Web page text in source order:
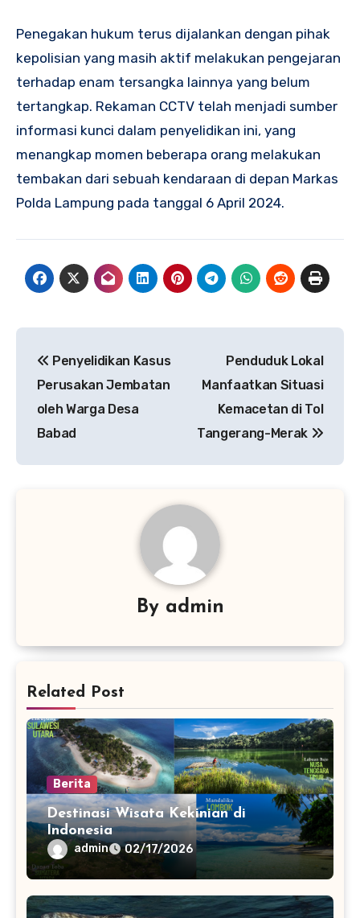
Penegakan hukum terus dijalankan dengan pihak
kepolisian yang masih aktif melakukan pengejaran
terhadap enam tersangka lainnya yang belum
tertangkap. Rekaman CCTV telah menjadi sumber
informasi kunci dalam penyelidikan ini, yang
menangkap momen beberapa orang melakukan
tembakan dari sebuah kendaraan di depan Markas
Polda Lampung pada tanggal 6 April 2024.
pos
Penyelidikan Kasus
Perusakan Jembatan
oleh Warga Desa
Babad
Penduduk Lokal
Manfaatkan Situasi
Kemacetan di Tol
Tangerang-Merak
By admin
Related Post
Berita
Destinasi Wisata Kekinian di
Indonesia
admin 02/17/2026